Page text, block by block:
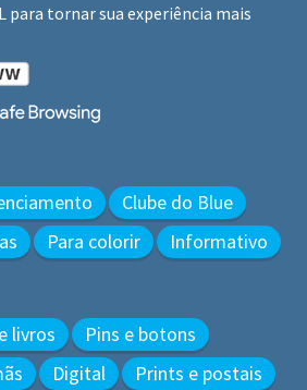
para tornar sua experiência mais
Clube do Blue
Para colorir Informativo
livros
Pins e botons
Digital Prints e postais